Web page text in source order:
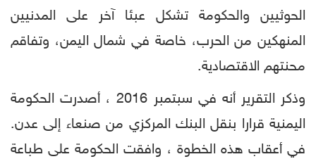
الحوثيين والحكومة تشكل عبئا آخر على المدنيين
المنهكين من الحرب، خاصة في شمال اليمن، وتفاقم
محنتهم الاقتصادية.
وذكر التقرير أنه في سبتمبر 2016 ، أصدرت الحكومة
اليمنية قرارا بنقل البنك المركزي من صنعاء إلى عدن.
في أعقاب هذه الخطوة ، وافقت الحكومة على طباعة